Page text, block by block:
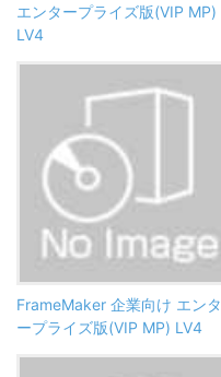
エンタープライズ版(VIP MP)
LV4
FrameMaker 企業向け エンタ
ープライズ版(VIP MP) LV4